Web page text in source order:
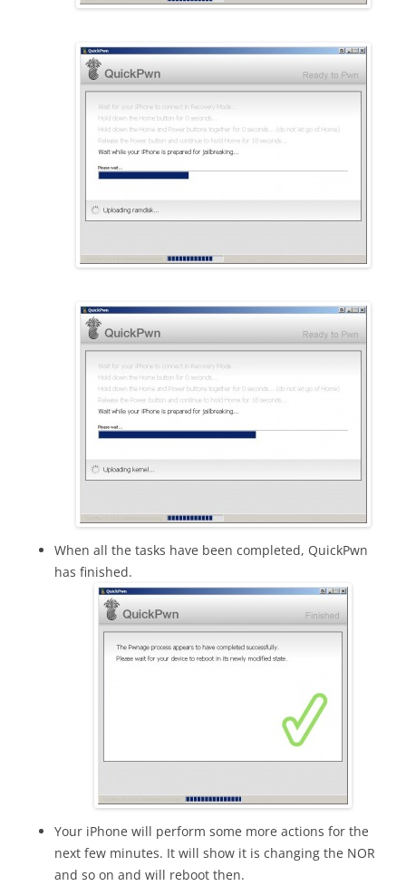
When all the tasks have been completed, QuickPwn
has finished.
Your iPhone will perform some more actions for the
next few minutes. It will show it is changing the NOR
and so on and will reboot then.